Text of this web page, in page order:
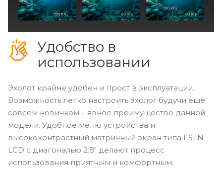
Удобство в
использовании
Эхолот крайне удобен и прост в эксплуатации.
Возможность легко настроить эхолот будучи ещё
совсем новичком – явное преимущество данной
модели. Удобное меню устройства и
высококонтрастный матричный экран типа FSTN
LCD с диагональю 2.8" делают процесс
использования приятным и комфортным.